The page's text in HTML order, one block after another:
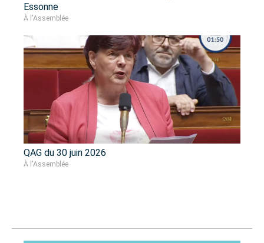
Essonne
À l'Assemblée
QAG du 30 juin 2026
À l'Assemblée